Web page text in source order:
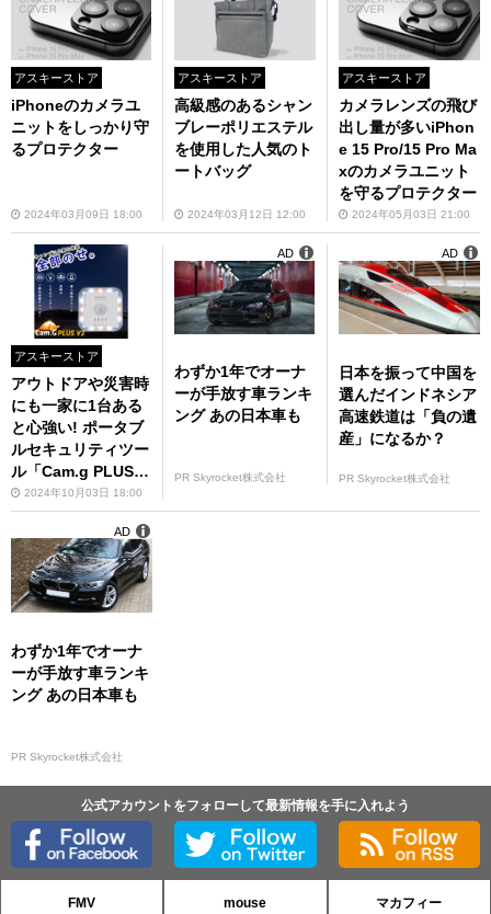
アスキーストア
iPhoneのカメラユ
ニットをしっかり守
るプロテクター
2024年03月09日 18:00
アスキーストア
高級感のあるシャン
ブレーポリエステル
を使用した人気のト
ートバッグ
2024年03月12日 12:00
アスキーストア
カメラレンズの飛び
出し量が多いiPhon
e 15 Pro/15 Pro Ma
xのカメラユニット
を守るプロテクター
2024年05月03日 21:00
アスキーストア
アウトドアや災害時
にも一家に1台ある
と心強い! ポータブ
ルセキュリティツー
ル「Cam.g PLUS v
2」2024年10月03日 18:00
わずか1年でオーナ
ーが手放す車ランキ
ング あの日本車も
PR Skyrocket株式会社
AD
日本を振って中国を
選んだインドネシア
高速鉄道は「負の遺
産」になるか？
PR Skyrocket株式会社
AD
わずか1年でオーナ
ーが手放す車ランキ
ング あの日本車も
PR Skyrocket株式会社
AD
公式アカウントをフォローして最新情報を手に入れよう
FMV mouse マカフィー